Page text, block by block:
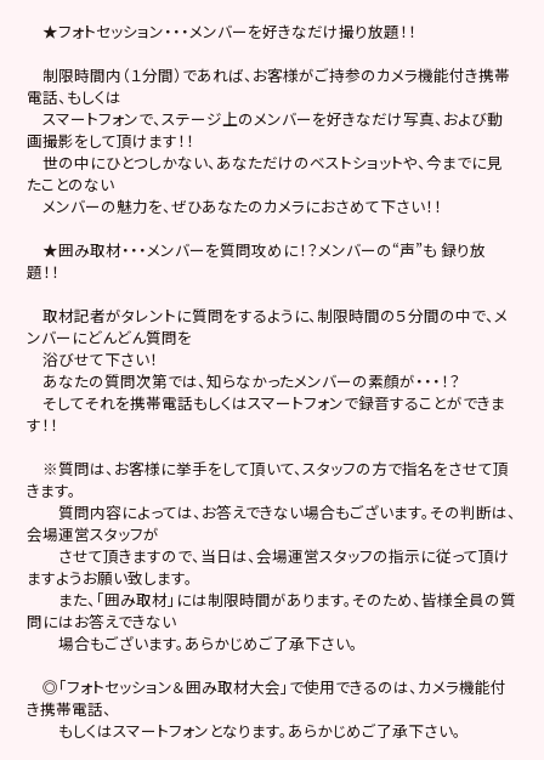
★フォトセッション・・・メンバーを好きなだけ撮り放題！！
制限時間内（１分間）であれば、お客様がご持参のカメラ機能付き携帯
電話、もしくは
スマートフォンで、ステージ上のメンバーを好きなだけ写真、および動
画撮影をして頂けます！！
世の中にひとつしかない、あなただけのベストショットや、今までに見
たことのない
メンバーの魅力を、ぜひあなたのカメラにおさめて下さい！！
★囲み取材・・・メンバーを質問攻めに！？メンバーの“声”も 録り放
題！！
取材記者がタレントに質問をするように、制限時間の５分間の中で、メ
ンバーにどんどん質問を
浴びせて下さい！
あなたの質問次第では、知らなかったメンバーの素顔が・・・！？
そしてそれを携帯電話もしくはスマートフォンで録音することができま
す！！
※質問は、お客様に挙手をして頂いて、スタッフの方で指名をさせて頂
きます。
質問内容によっては、お答えできない場合もございます。その判断は、
会場運営スタッフが
させて頂きますので、当日は、会場運営スタッフの指示に従って頂け
ますようお願い致します。
また、「囲み取材」には制限時間があります。そのため、皆様全員の質
問にはお答えできない
場合もございます。あらかじめご了承下さい。
◎「フォトセッション＆囲み取材大会」で使用できるのは、カメラ機能付
き携帯電話、
もしくはスマートフォンとなります。あらかじめご了承下さい。